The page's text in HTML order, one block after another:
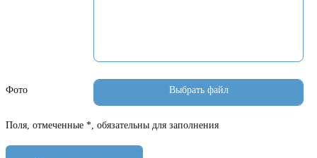
Фото
Поля, отмеченные *, обязательны для заполнения